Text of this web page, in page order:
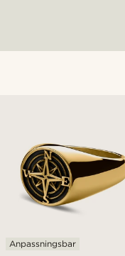
Anpassningsbar